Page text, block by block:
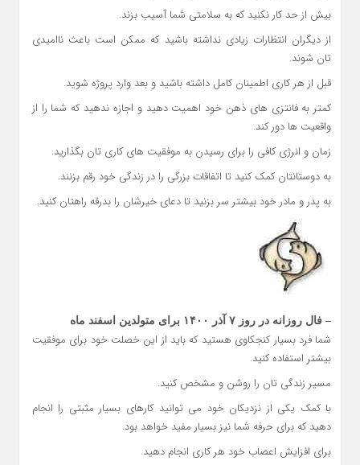
بیش از حد کار نکنید که به سلامتی شما آسیب بزند.
از دیگران انتظارات زیادی نداشته باشید که ممکن است باعث ناامیدی
تان شوند.
قبل از هر کاری اطمینان کامل داشته باشید و بعد وارد پروژه شوید.
کمتر به فانتزی های ذهن خود اهمیت دهید و اجازه ندهید که شما را از
واقعیت ها دور کند.
زمان و انرژی کافی را برای رسیدن به موفقیت های کاری تان بگذارید.
به دوستانتان کمک کنید تا اتفاقات بزرگی را در زندگی خود رقم بزنند.
به پدر و مادر خود بیشتر سر بزنید تا دعای خیرشان را بدرقه راهتان کنید.
– فال روزانه در روز ۷ آذر ۱۴۰۰ برای متولدین اسفند ماه
شما فرد بسیار کنجکاوی هستید که باید از این خصلت خود برای موفقیت
بیشتر استفاده کنید.
مسیر زندگی تان را روشن و مشخص کنید.
با کمک یکی از نزدیکان خود می توانید کارهای بسیار مثبتی را انجام
دهید که برای حرفه شما نیز بسیار مفید خواهد بود.
برای افزایش اعصاب خود هر کاری انجام دهید.